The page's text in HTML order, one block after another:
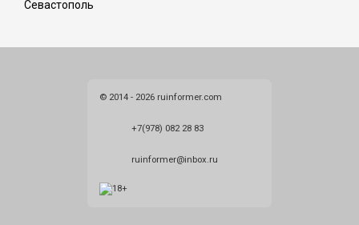
Севастополь
© 2014 - 2026 ruinformer.com
+7(978) 082 28 83
ruinformer@inbox.ru